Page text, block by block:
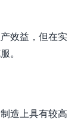
效益，但在实
。
造上具有较高